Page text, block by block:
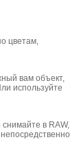
цветам,
вам объект,
используйте
в RAW,